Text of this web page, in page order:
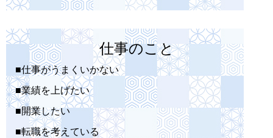
仕事のこと
■仕事がうまくいかない
■業績を上げたい
■開業したい
■転職を考えている